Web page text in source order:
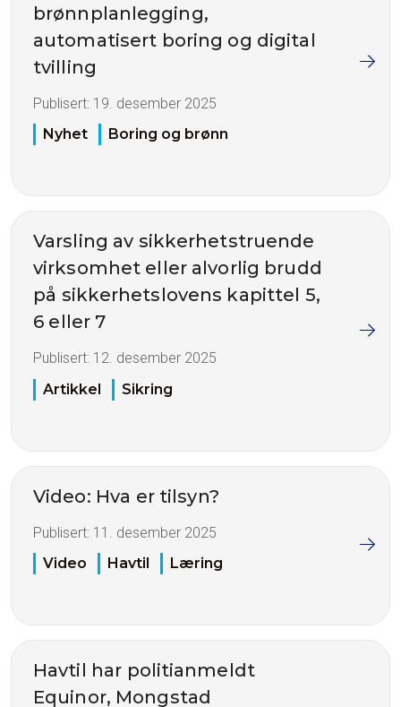
brønnplanlegging,
automatisert boring og digital
tvilling
Publisert: 19. desember 2025
Nyhet
Boring og brønn
Varsling av sikkerhetstruende
virksomhet eller alvorlig brudd
på sikkerhetslovens kapittel 5,
6 eller 7
Publisert: 12. desember 2025
Artikkel
Sikring
Video: Hva er tilsyn?
Publisert: 11. desember 2025
Video
Havtil Læring
Havtil har politianmeldt
Equinor, Mongstad